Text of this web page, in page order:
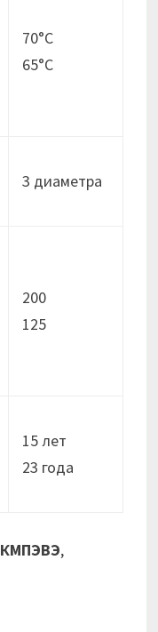
70°C
65°C
3 диаметра
200
125
15 лет
23 годa
КМПЭВЭ,